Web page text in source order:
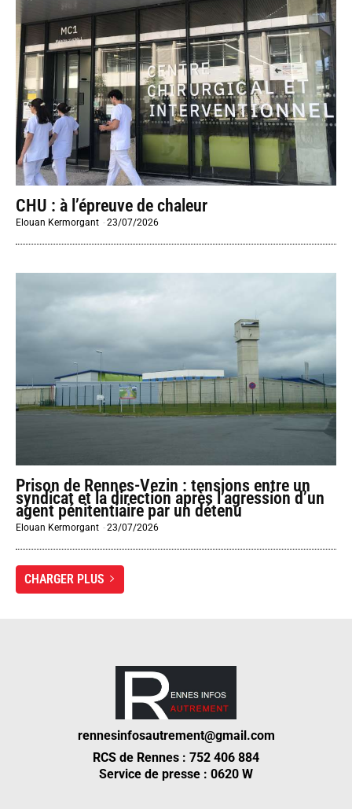
CHU : à l’épreuve de chaleur
Elouan Kermorgant -23/07/2026
Prison de Rennes-Vezin : tensions entre un
syndicat et la direction après l’agression d’un
agent pénitentiaire par un détenu
Elouan Kermorgant -23/07/2026
CHARGER PLUS
rennesinfosautrement@gmail.com
RCS de Rennes : 752 406 884
Service de presse : 0620 W